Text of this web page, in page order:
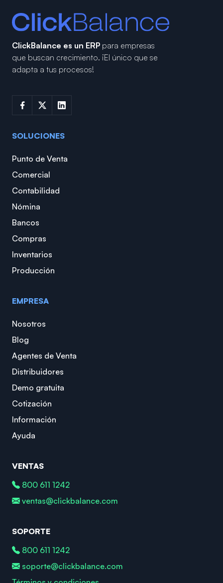
ClickBalance es un ERP para empresas
que buscan crecimiento. ¡El único que se
adapta a tus procesos!
SOLUCIONES
Punto de Venta
Comercial
Contabilidad
Nómina
Bancos
Compras
Inventarios
Producción
EMPRESA
Nosotros
Blog
Agentes de Venta
Distribuidores
Demo gratuita
Cotización
Información
Ayuda
VENTAS
800 611 1242
ventas@clickbalance.com
SOPORTE
800 611 1242
soporte@clickbalance.com